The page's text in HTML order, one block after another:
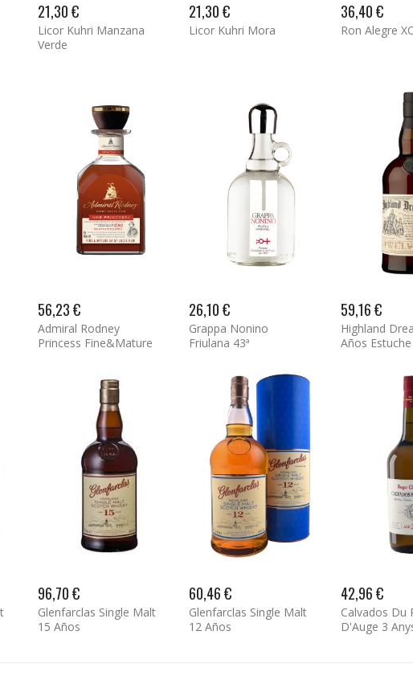
21,30 €
Licor Kuhri Manzana
Verde
21,30 €
Licor Kuhri Mora
36,40 €
Ron Alegre
56,23 €
Admiral Rodney
Princess Fine&Mature
26,10 €
Grappa Nonino
Friulana 43ª
59,16 €
Highland
Años Estuche
96,70 €
Glenfarclas Single Malt
15 Años
60,46 €
Glenfarclas Single Malt
12 Años
42,96 €
Calvados Du
D'Auge 3